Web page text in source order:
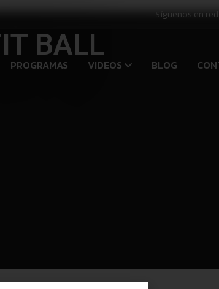
Síguenos en
PROGRAMAS VIDEOS BLOG
BALL